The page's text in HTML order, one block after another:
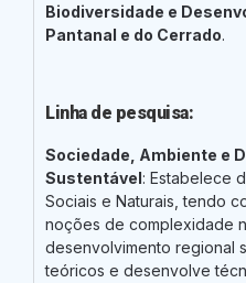
Biodiversidade e
Pantanal e do Cerrado.
Linha de pesquisa:
Sociedade, Ambiente e
Sustentável: Estabelece
Sociais e Naturais, tendo
noções de complexidade
desenvolvimento regional
teóricos e desenvolve